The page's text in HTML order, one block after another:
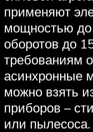
применяют
мощностью до
оборотов до
требованиям
асинхронные
можно взять
приборов –
или пылесоса.